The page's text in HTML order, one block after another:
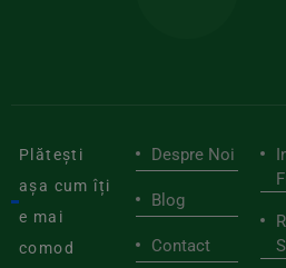
Plătești
așa cum îți
e mai
comod
Despre Noi
Blog
Contact